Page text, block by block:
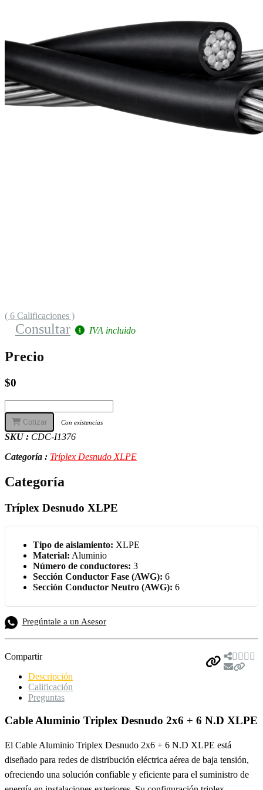
( 6 Calificaciones )
Consultar IVA incluido
Precio
$0
Cotizar Con existencias
SKU : CDC-I1376
Categoría : Tríplex Desnudo XLPE
Categoría
Tríplex Desnudo XLPE
Tipo de aislamiento: XLPE
Material: Aluminio
Número de conductores: 3
Sección Conductor Fase (AWG): 6
Sección Conductor Neutro (AWG): 6
Pregúntale a un Asesor
Compartir
Descripción
Calificación
Preguntas
Cable Aluminio Triplex Desnudo 2x6 + 6 N.D XLPE
El Cable Aluminio Triplex Desnudo 2x6 + 6 N.D XLPE está
diseñado para redes de distribución eléctrica aérea de baja tensión,
ofreciendo una solución confiable y eficiente para el suministro de